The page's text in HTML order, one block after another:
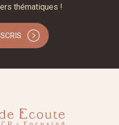
thématiques !